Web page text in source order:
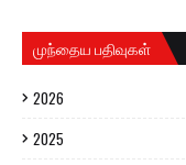
முந்தைய பதிவுகள்
2026
2025